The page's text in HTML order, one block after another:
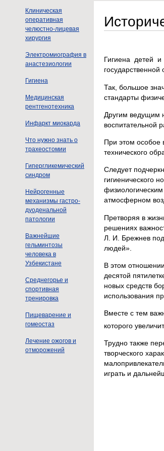
Клиническая
оперативная
челюстно-лицевая
хирургия
Электромиография в
анастезиологии
Гигиена
Медицинская
рентгенотехника
Инфаркт миокарда
Что нужно знать о
трахеостомии
Гипергликемический
синдром
Нейрогенные
механизмы гастро-
дуоденальной
патологии
Важнейшие
гельминтозы
человека в
Узбекистане
Среднегорье и
спортивная
тренировка
Пищеварение и
гомеостаз
Лечение ожогов и
отморожений
Гигиена детей
Так, большое
стандарты
Другим ведущим
воспитательной
При этом особое
технического
Следует
гигиенического
атмосферном
Претворяя в
решениях
Л. И. Брежнев
людей».
В этом
десятой
новых средств
использования
Вместе с тем
которого
Трудно также
творческого
играть и